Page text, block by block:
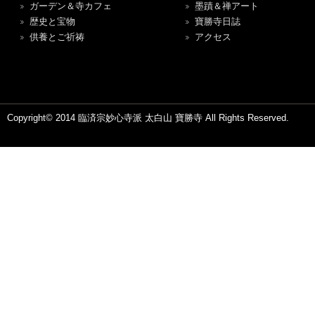
ガーデン＆寺カフェ
歴史と宝物
供養とご祈祷
墨蹟＆禅アート
寶勝寺日誌
アクセス
Copyright© 2014 臨済宗妙心寺派 太白山 寶勝寺 All Rights Reserved.